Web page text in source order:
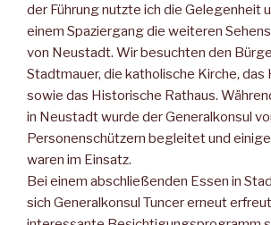
der Führung nutzte ich die Gelegenheit
einem Spaziergang die weiteren
von Neustadt. Wir besuchten den
Stadtmauer, die katholische Kirche, das
sowie das Historische Rathaus.
in Neustadt wurde der Generalkonsul
Personenschützern begleitet und
waren im Einsatz.
Bei einem abschließenden Essen in
sich Generalkonsul Tuncer erneut